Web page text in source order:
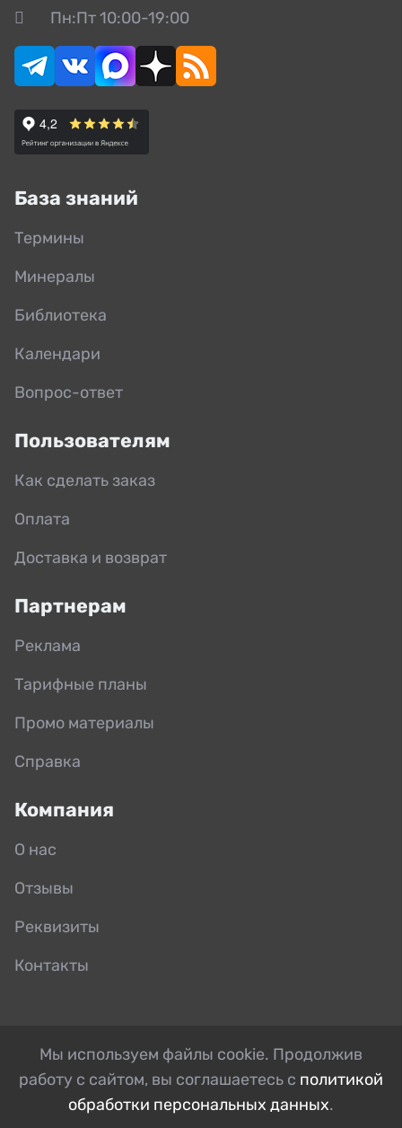
Пн:Пт 10:00-19:00
База знаний
Термины
Минералы
Библиотека
Календари
Вопрос-ответ
Пользователям
Как сделать заказ
Оплата
Доставка и возврат
Партнерам
Реклама
Тарифные планы
Промо материалы
Справка
Компания
О нас
Отзывы
Реквизиты
Контакты
Мы используем файлы cookie. Продолжив
работу с сайтом, вы соглашаетесь с политикой
обработки персональных данных.